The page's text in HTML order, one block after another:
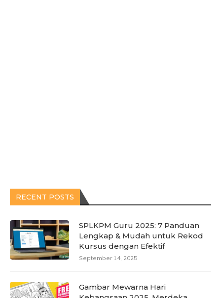
RECENT POSTS
SPLKPM Guru 2025: 7 Panduan
Lengkap & Mudah untuk Rekod
Kursus dengan Efektif
September 14, 2025
Gambar Mewarna Hari